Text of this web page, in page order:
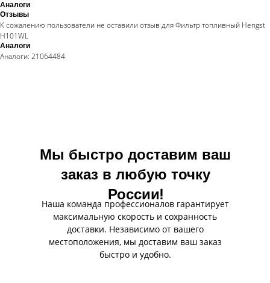
Аналоги
Отзывы
К сожалению пользователи не оставили отзыв для Фильтр топливный Hengst
H101WL
Аналоги
Аналоги: 21064484
Мы быстро доставим ваш
заказ в любую точку
России!
Наша команда профессионалов гарантирует
максимальную скорость и сохранность
доставки. Независимо от вашего
местоположения, мы доставим ваш заказ
быстро и удобно.